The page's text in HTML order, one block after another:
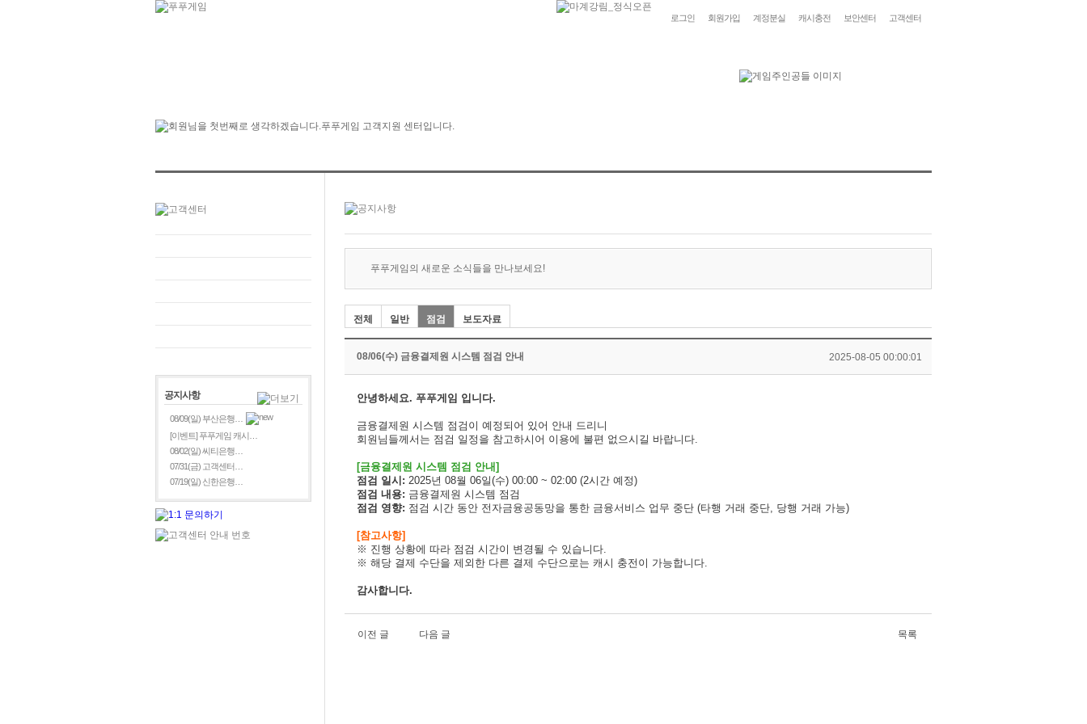
로그인 회원가입 계정분실 캐시충전 보안센터 고객센터
공지사항
08/09(일) 부산은행…
[이벤트] 푸푸게임 캐시…
08/02(일) 씨티은행…
07/31(금) 고객센터…
07/19(일) 신한은행…
푸푸게임의 새로운 소식들을 만나보세요!
전체 일반 점검 보도자료
08/06(수) 금융결제원 시스템 점검 안내 2025-08-05 00:00:01
안녕하세요. 푸푸게임 입니다.
금융결제원 시스템 점검이 예정되어 있어 안내 드리니
회원님들께서는 점검 일정을 참고하시어 이용에 불편 없으시길 바랍니다.
[금융결제원 시스템 점검 안내]
점검 일시: 2025년 08월 06일(수) 00:00 ~ 02:00 (2시간 예정)
점검 내용: 금융결제원 시스템 점검
점검 영향: 점검 시간 동안 전자금융공동망을 통한 금융서비스 업무 중단 (타행 거래 중단, 당행 거래 가능)
[참고사항]
※ 진행 상황에 따라 점검 시간이 변경될 수 있습니다.
※ 해당 결제 수단을 제외한 다른 결제 수단으로는 캐시 충전이 가능합니다.
감사합니다.
이전 글 다음 글 목록